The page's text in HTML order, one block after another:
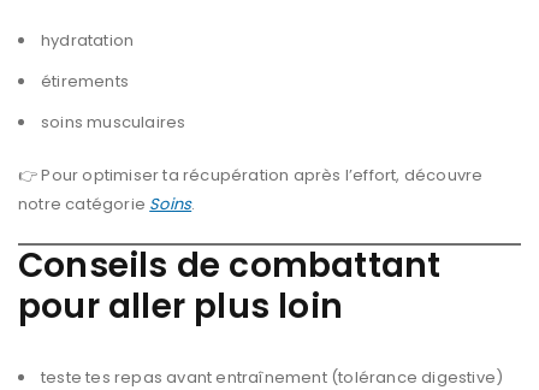
hydratation
étirements
soins musculaires
👉 Pour optimiser ta récupération après l’effort, découvre
notre catégorie Soins.
Conseils de combattant
pour aller plus loin
teste tes repas avant entraînement (tolérance digestive)